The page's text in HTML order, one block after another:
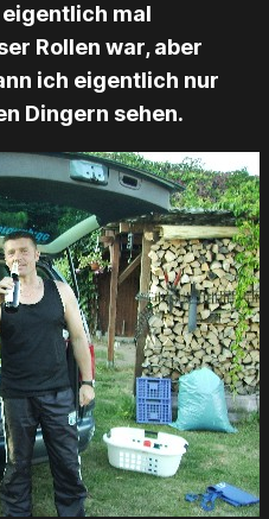
mal
Rollen war, aber
ich eigentlich nur
Dingern sehen.